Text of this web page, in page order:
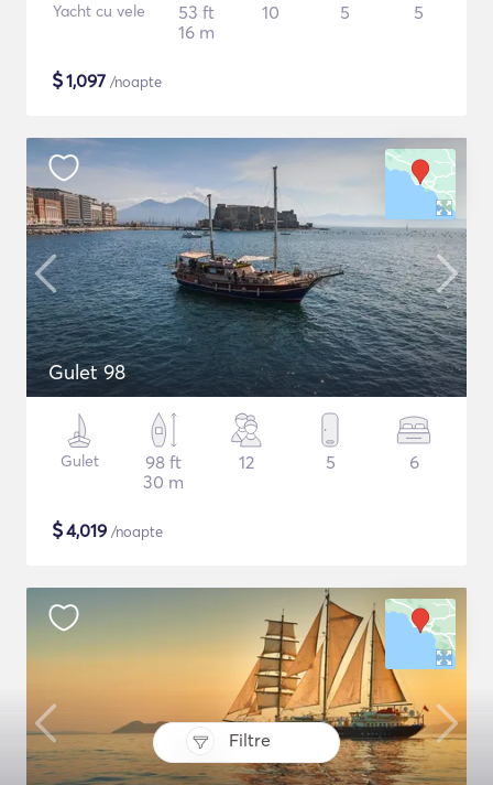
Filtre
Yacht cu vele
53 ft
16 m
10 5 5
$1,097 /noapte
Gulet 98
Gulet
98 ft
30 m
12 5 6
$4,019 /noapte